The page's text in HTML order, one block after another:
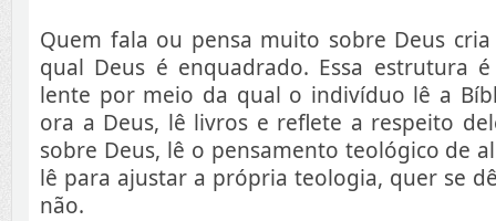
Quem fala ou pensa muito sobre Deus
qual Deus é enquadrado. Essa estrutura
lente por meio da qual o indivíduo lê a
ora a Deus, lê livros e reflete a respeito
sobre Deus, lê o pensamento teológico de
lê para ajustar a própria teologia, quer se
não.